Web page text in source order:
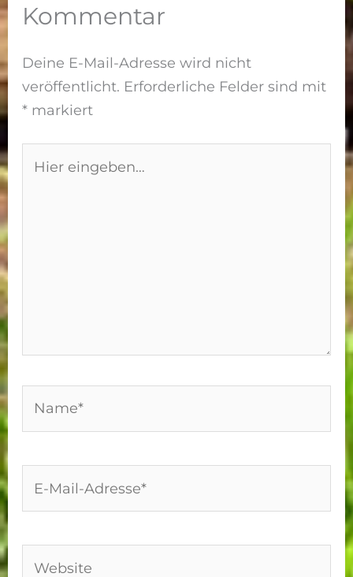
Kommentar
Deine E-Mail-Adresse wird nicht
veröffentlicht. Erforderliche Felder sind mit
* markiert
eingeben…
Mail-